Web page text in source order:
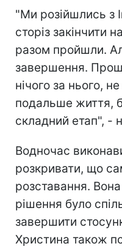
"Ми розійшлись з
сторіз закінчити
разом пройшли.
завершення.
нічого за нього,
подальше життя,
складний етап", -
Водночас
розкривати, що
розставання.
рішення було
завершити
Христина також